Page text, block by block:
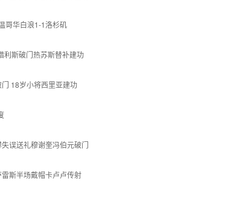
哥华白浪1-1洛杉矶
利斯破门热苏斯替补建功
18岁小将西里亚建功
误送礼穆谢奎冯伯元破门
斯半场戴帽卡卢卢传射